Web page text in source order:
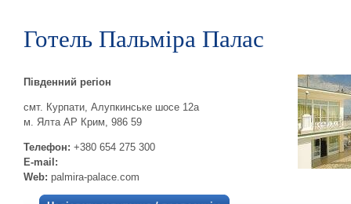
Готель Пальміра Палас
Південний регіон
смт. Курпати, Алупкинське шосе 12а
м. Ялта АР Крим, 986 59
Телефон: +380 654 275 300
E-mail:
Web: palmira-palace.com